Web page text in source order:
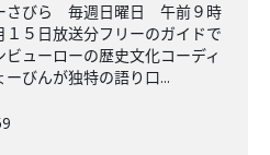
さびら 毎週日曜日 午前９時
５日放送分フリーのガイドで
ューローの歴史文化コーディ
びんが独特の語り口...